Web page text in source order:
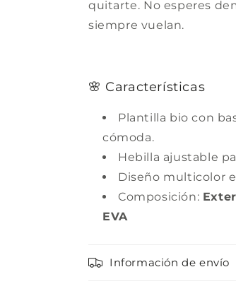
quitarte. No esperes
siempre vuelan.
🌸 Características
Plantilla bio con
cómoda.
Hebilla ajustable
Diseño multicolor
Composición:
EVA
Información de envío